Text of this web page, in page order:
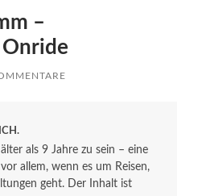
–
Onride
als 9 Jahre zu sein – eine
allem, wenn es um Reisen,
geht. Der Inhalt ist